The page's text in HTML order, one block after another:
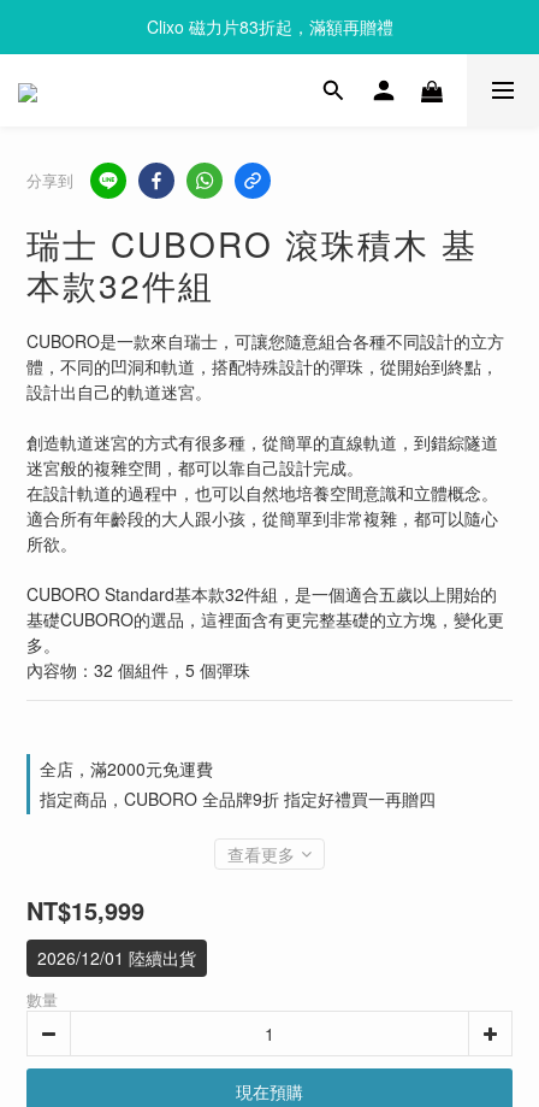
Clixo 磁力片83折起，滿額再贈禮
Clixo 磁力片83折起，滿額再贈禮
Queebi 酷比島 安撫巾 奶嘴玩偶 全新上市 首購 85折!!
分享到
瑞士 CUBORO 滾珠積木 基
本款32件組
CUBORO是一款來自瑞士，可讓您隨意組合各種不同設計的立方
體，不同的凹洞和軌道，搭配特殊設計的彈珠，從開始到終點，
設計出自己的軌道迷宮。
創造軌道迷宮的方式有很多種，從簡單的直線軌道，到錯綜隧道
迷宮般的複雜空間，都可以靠自己設計完成。
在設計軌道的過程中，也可以自然地培養空間意識和立體概念。
適合所有年齡段的大人跟小孩，從簡單到非常複雜，都可以隨心
所欲。
CUBORO Standard基本款32件組，是一個適合五歲以上開始的
基礎CUBORO的選品，這裡面含有更完整基礎的立方塊，變化更
多。
內容物：32 個組件，5 個彈珠
全店，滿2000元免運費
指定商品，CUBORO 全品牌9折 指定好禮買一再贈四
查看更多
NT$15,999
2026/12/01 陸續出貨
數量
現在預購